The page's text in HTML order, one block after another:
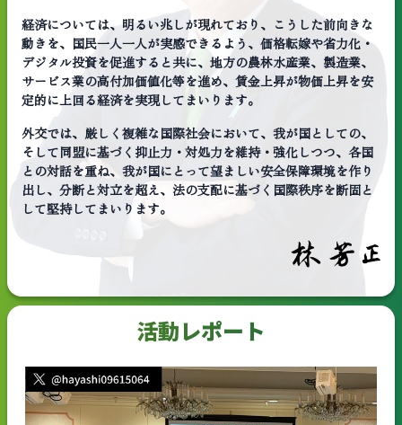
経済については、明るい兆しが現れており、こうした前向きな
動きを、国民一人一人が実感できるよう、価格転嫁や省力化・
デジタル投資を促進すると共に、地方の農林水産業、製造業、
サービス業の高付加価値化等を進め、賃金上昇が物価上昇を安
定的に上回る経済を実現してまいります。
外交では、厳しく複雑な国際社会において、我が国としての、
そして同盟に基づく抑止力・対処力を維持・強化しつつ、各国
との対話を重ね、我が国にとって望ましい安全保障環境を作り
出し、分断と対立を超え、法の支配に基づく国際秩序を断固と
して堅持してまいります。
活動レポート